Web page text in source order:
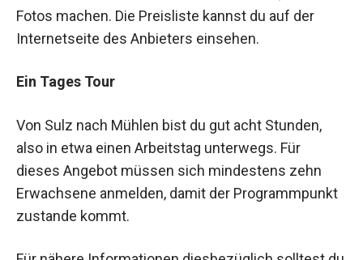
Fotos machen. Die Preisliste kannst du auf der
Internetseite des Anbieters einsehen.
Ein Tages Tour
Von Sulz nach Mühlen bist du gut acht Stunden,
also in etwa einen Arbeitstag unterwegs. Für
dieses Angebot müssen sich mindestens zehn
Erwachsene anmelden, damit der Programmpunkt
zustande kommt.